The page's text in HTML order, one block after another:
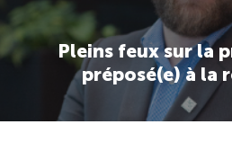
Main-d’oeuvre en tourisme
Le pôle IMT
Pleins feux sur la
préposé(e) à la